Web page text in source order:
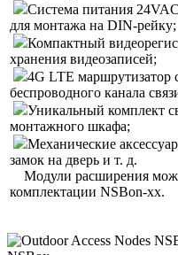
Система питания
для монтажа на DIN-рейку;
Компактный
хранения видеозаписей;
4G LTE маршрутизатор
беспроводного канала
Уникальный комплект
монтажного шкафа;
Механические
замок на дверь и т. д.
Модули расширения
комплектации NSBon-xx.